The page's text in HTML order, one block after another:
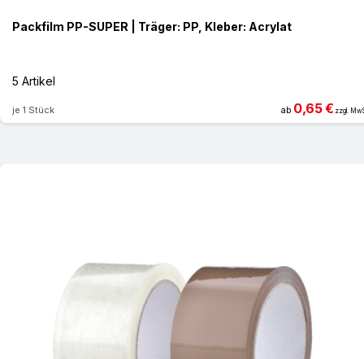
Packfilm PP-SUPER | Träger: PP, Kleber: Acrylat
5 Artikel
je 1 Stück ab 0,65 € zzgl.